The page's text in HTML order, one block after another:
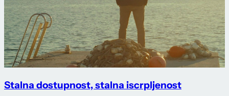
Stalna dostupnost, stalna iscrpljenost